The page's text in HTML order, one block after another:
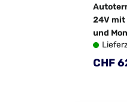
24V mit
und
CHF